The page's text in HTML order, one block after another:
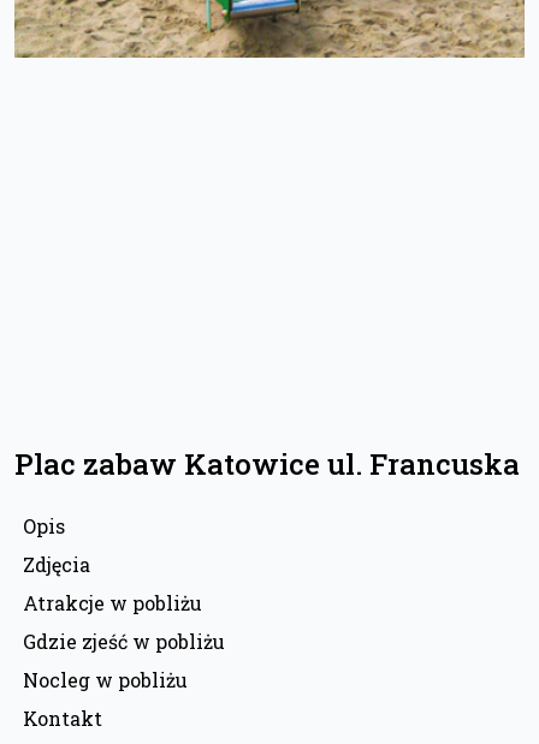
Plac zabaw Katowice ul. Francuska
Opis
Zdjęcia
Atrakcje w pobliżu
Gdzie zjeść w pobliżu
Nocleg w pobliżu
Kontakt